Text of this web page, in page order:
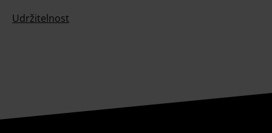
Udržitelnost